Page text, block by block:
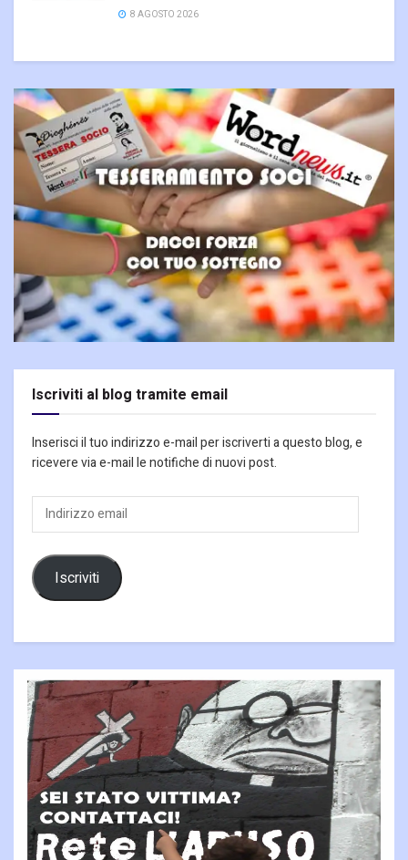
8 AGOSTO 2026
Iscriviti al blog tramite email
Inserisci il tuo indirizzo e-mail per iscriverti a questo blog, e
ricevere via e-mail le notifiche di nuovi post.
Indirizzo
email
Iscriviti